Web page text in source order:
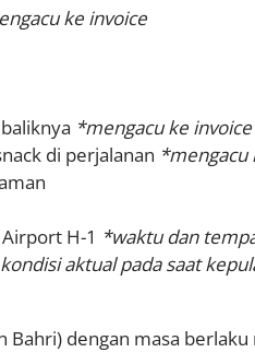
ke invoice
*mengacu ke invoice
di perjalanan *mengacu
H-1 *waktu dan
aktual pada saat
dengan masa